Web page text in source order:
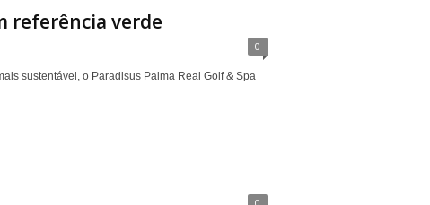
referência verde
0
sustentável, o Paradisus Palma Real Golf & Spa